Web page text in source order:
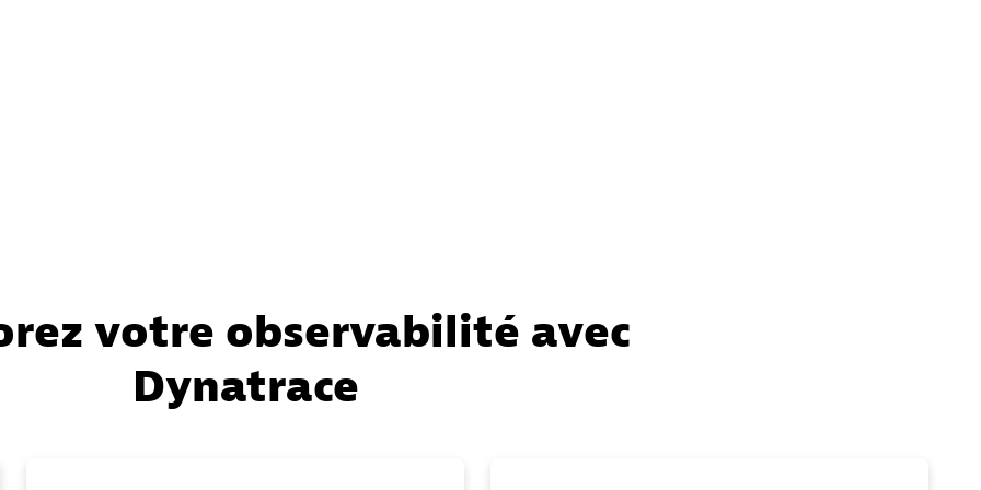
votre observabilité avec
Dynatrace